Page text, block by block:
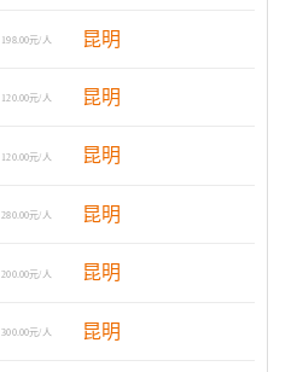
198.00元/人 昆明
120.00元/人 昆明
120.00元/人 昆明
280.00元/人 昆明
200.00元/人 昆明
300.00元/人 昆明